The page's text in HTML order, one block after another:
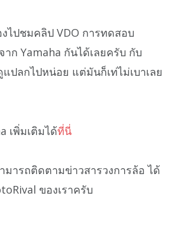
งไปชมคลิป VDO การทดสอบ
าก Yamaha กันได้เลยครับ กับ
ปลกไปหน่อย แต่มันก็เท่ไม่เบาเลย
เพิ่มเติมได้ที่นี่
มารถติดตามข่าวสารวงการล้อ ได้
ของเราครับ